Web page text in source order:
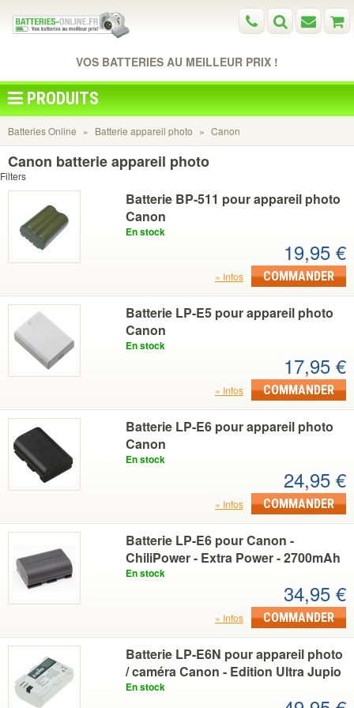
VOS BATTERIES AU MEILLEUR PRIX !
PRODUITS
Batteries Online Batterie appareil photo Canon
Canon batterie appareil photo
Filters
Batterie BP-511 pour appareil photo
Canon
En stock
19,95 €
COMMANDER
Infos
Batterie LP-E5 pour appareil photo
Canon
En stock
17,95 €
COMMANDER
Infos
Batterie LP-E6 pour appareil photo
Canon
En stock
24,95 €
COMMANDER
Infos
Batterie LP-E6 pour Canon -
ChiliPower - Extra Power - 2700mAh
En stock
34,95 €
COMMANDER
Infos
Batterie LP-E6N pour appareil photo
/ caméra Canon - Edition Ultra Jupio
En stock